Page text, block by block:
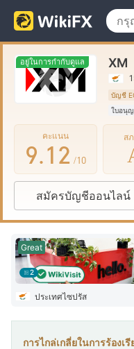
อยู่ในการกำกับดูแล XM
บัญชี
ใบอนุ
ใบอนุญ
คะแนน
4
5
6
7
8
9.
0
1
2
3
4
5
6
7
0
1
2
3
4
5
6
7
8
/10
ส
สมัครบัญชีออนไลน์
2
Great
ประเทศไซปรัส
การไกล่เกลี่ยในการร้องเ